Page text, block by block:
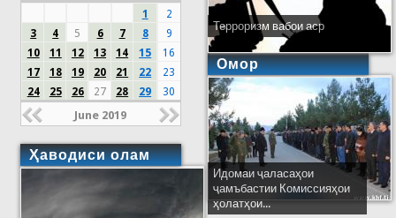
1
2
3
4 5 6 7 8
9
10
11 12 13 14 15
16
17
18 19 20 21 22
23
24
25 26 27 28 29 30
June 2019
Ҳаводиси олам
Терроризм вабои аср
Омор
Идомаи ҷаласаҳои
ҷамъбастии Комиссияҳои
ҳолатҳои...